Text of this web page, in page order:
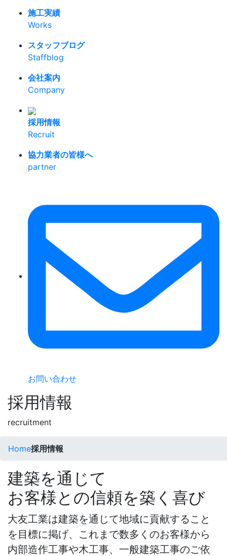
施工実績
Works
スタッフブログ
Staffblog
会社案内
Company
採用情報
Recruit
協力業者の皆様へ
partner
お問い合わせ
採用情報
recruitment
Home採用情報
建築を通じて
お客様との信頼を築く喜び
大友工業は建築を通じて地域に貢献すること
を目標に掲げ、これまで数多くのお客様から
内部造作工事や木工事、一般建築工事のご依